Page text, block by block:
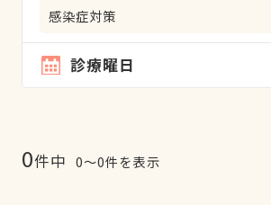
感染症対策
診療曜日
0件中 0〜0件を表示